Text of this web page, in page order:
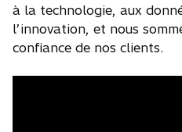
à la technologie, aux
l’innovation, et nous
confiance de nos clients.